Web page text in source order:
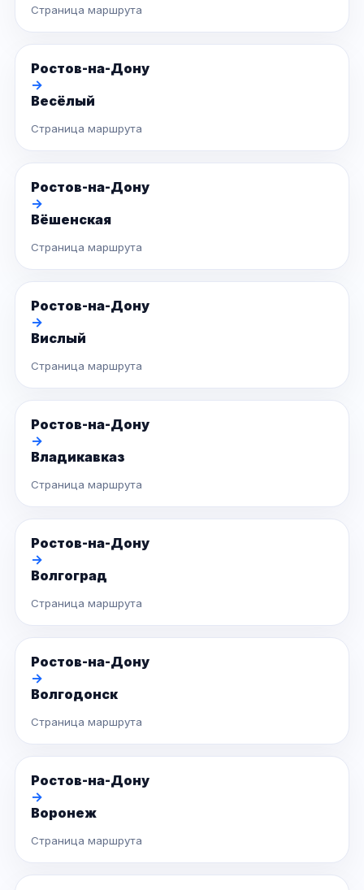
Страница маршрута
Ростов-на-Дону
→
Весёлый
Страница маршрута
Ростов-на-Дону
→
Вёшенская
Страница маршрута
Ростов-на-Дону
→
Вислый
Страница маршрута
Ростов-на-Дону
→
Владикавказ
Страница маршрута
Ростов-на-Дону
→
Волгоград
Страница маршрута
Ростов-на-Дону
→
Волгодонск
Страница маршрута
Ростов-на-Дону
→
Воронеж
Страница маршрута